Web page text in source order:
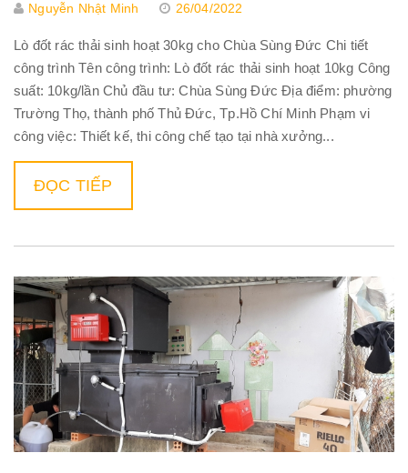
Nguyễn Nhật Minh 26/04/2022
Lò đốt rác thải sinh hoạt 30kg cho Chùa Sùng Đức Chi tiết
công trình Tên công trình: Lò đốt rác thải sinh hoạt 10kg Công
suất: 10kg/lần Chủ đầu tư: Chùa Sùng Đức Địa điểm: phường
Trường Thọ, thành phố Thủ Đức, Tp.Hồ Chí Minh Phạm vi
công việc: Thiết kế, thi công chế tạo tại nhà xưởng...
ĐỌC TIẾP